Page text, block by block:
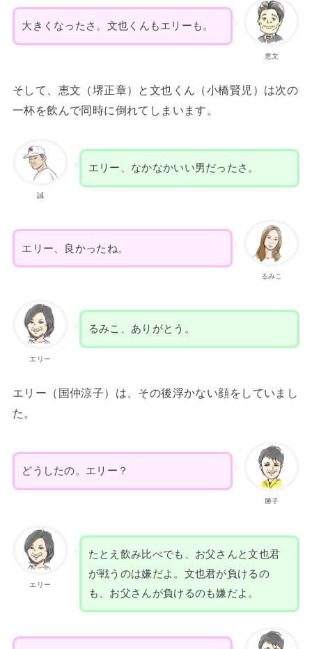
恵文
大きくなったさ。文也くんもエリーも。
そして、恵文（堺正章）と文也くん（小橋賢児）は次の
一杯を飲んで同時に倒れてしまいます。
誠
エリー、なかなかいい男だったさ。
るみこ
エリー、良かったね。
エリー
るみこ、ありがとう。
エリー（国仲涼子）は、その後浮かない顔をしていまし
た。
勝子
どうしたの。エリー？
エリー
たとえ飲み比べでも、お父さんと文也君
が戦うのは嫌だよ。文也君が負けるの
も、お父さんが負けるのも嫌だよ。